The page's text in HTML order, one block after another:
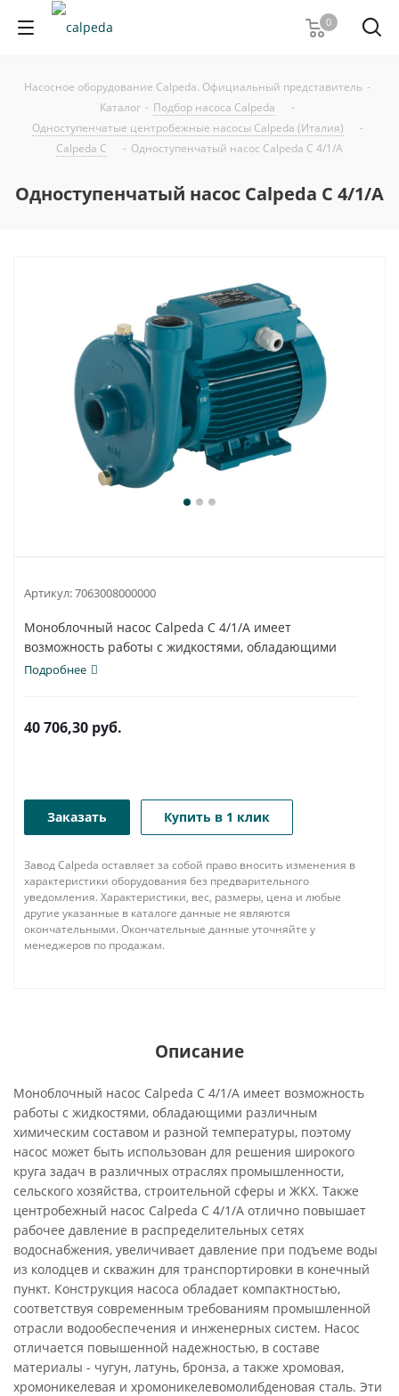
0
Насосное оборудование Calpeda. Официальный представитель -
Каталог - Подбор насоса Calpeda
-
Одноступенчатые центробежные насосы Calpeda (Италия)
-
Calpeda C
- Одноступенчатый насос Calpeda C 4/1/A
Одноступенчатый насос Calpeda C 4/1/A
Артикул:7063008000000
Моноблочный насос Calpeda C 4/1/A имеет
возможность работы с жидкостями, обладающими
различным...
Подробнее
40 706,30 руб.
Заказать Купить в 1 клик
Завод Calpeda оставляет за собой право вносить изменения в
характеристики оборудования без предварительного
уведомления. Характеристики, вес, размеры, цена и любые
другие указанные в каталоге данные не являются
окончательными. Окончательные данные уточняйте у
менеджеров по продажам.
Описание
Моноблочный насос Calpeda C 4/1/A имеет возможность
работы с жидкостями, обладающими различным
химическим составом и разной температуры, поэтому
насос может быть использован для решения широкого
круга задач в различных отраслях промышленности,
сельского хозяйства, строительной сферы и ЖКХ. Также
центробежный насос Calpeda C 4/1/A отлично повышает
рабочее давление в распределительных сетях
водоснабжения, увеличивает давление при подъеме воды
из колодцев и скважин для транспортировки в конечный
пункт. Конструкция насоса обладает компактностью,
соответствуя современным требованиям промышленной
отрасли водообеспечения и инженерных систем. Насос
отличается повышенной надежностью, в составе
материалы - чугун, латунь, бронза, а также хромовая,
хромоникелевая и хромоникелевомолибденовая сталь. Эти